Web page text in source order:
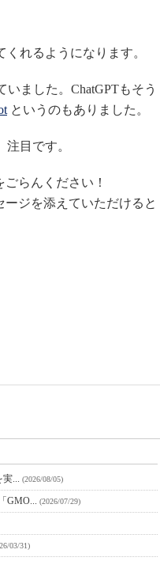
れるようになります。
ました。ChatGPTもそう
というのもありました。
目です。
らんください！
ジを添えていただけると
実... (2026/08/05)
GMO... (2026/07/29)
03/31)